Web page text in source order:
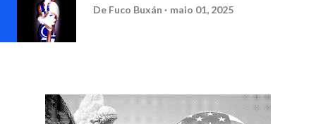
De Fuco Buxán maio 01, 2025